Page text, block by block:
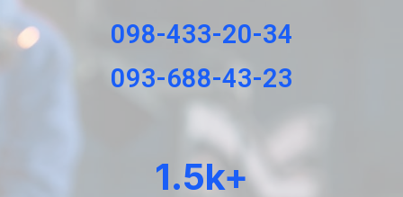
098-433-20-34
093-688-43-23
1.5k+